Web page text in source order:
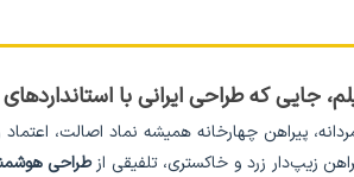
جایی که طراحی ایرانی با
پیراهن چهارخانه همیشه نماد اصالت،
زیپ‌دار زرد و خاکستری، تلفیقی ازطراحی